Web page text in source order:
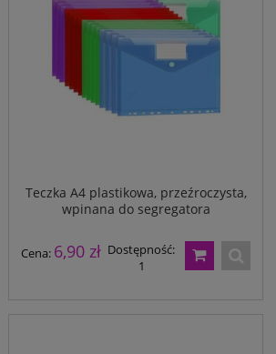
Teczka A4 plastikowa, przeźroczysta,
wpinana do segregatora
Cena: 6,90 zł Dostępność:
1